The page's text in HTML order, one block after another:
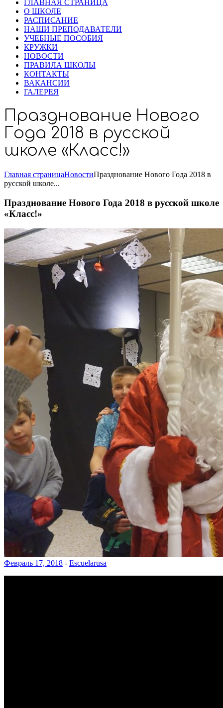
ГЛАВНАЯ СТРАНИЦА
О ШКОЛЕ
РАСПИСАНИЕ
НАШИ ПРЕПОДАВАТЕЛИ
УЧЕБНЫЕ ПОСОБИЯ
КРУЖКИ
НОВОСТИ
ПРАВИЛА ШКОЛЫ
КОНТАКТЫ
ВАКАНСИИ
ГАЛЕРЕЯ
Празднование Нового
Года 2018 в русской
школе «Класс!»
Главная страницаНовостиПразднование Нового Года 2018 в
русской школе...
Празднование Нового Года 2018 в русской школе
«Класс!»
Февраль 17, 2018 - Escuelarusa